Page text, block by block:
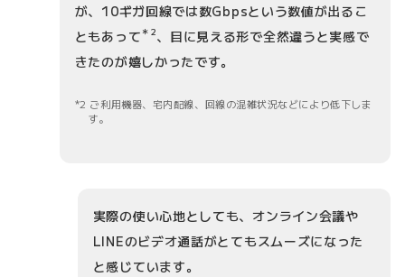
が、10ギガ回線では数Gbpsという数値が出るこ
ともあって ＊2、目に見える形で全然違うと実感で
きたのが嬉しかったです。
2 ご利用機器、宅内配線、回線の混雑状況などにより低下しま
す。
実際の使い心地としても、オンライン会議や
LINEのビデオ通話がとてもスムーズになった
と感じています。